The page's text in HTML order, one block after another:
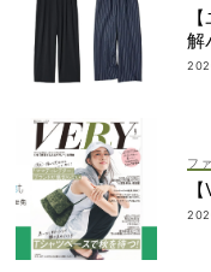
解
フ